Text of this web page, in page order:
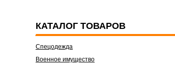
КАТАЛОГ ТОВАРОВ
Спецодежда
Военное имущество